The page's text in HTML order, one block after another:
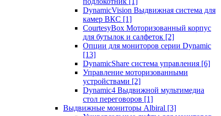
DynamicVision Выдвижная система для
камер ВКС [1]
CourtesyBox Моторизованный корпус
для бутылок и салфеток [2]
Опции для мониторов серии Dynamic
[13]
DynamicShare система управления [6]
Управление моторизованными
устройствами [2]
Dynamic4 Выдвижной мультимедиа
стол переговоров [1]
Выдвижные мониторы Albiral [3]